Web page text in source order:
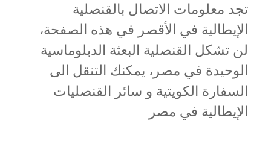
تجد معلومات الاتصال بالقنصلية
الإيطالية في الأقصر في هذه الصفحة،
لن تشكل القنصلية البعثة الدبلوماسية
الوحيدة في مصر، يمكنك التنقل الى
السفارة الكويتية و سائر القنصليات
الإيطالية في مصر